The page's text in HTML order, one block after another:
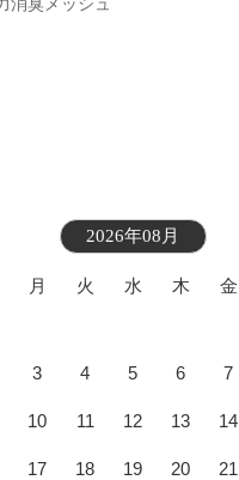
2026年08月
月 火 水 木 金
3 4 5 6 7
10 11 12 13 14
17 18 19 20 21